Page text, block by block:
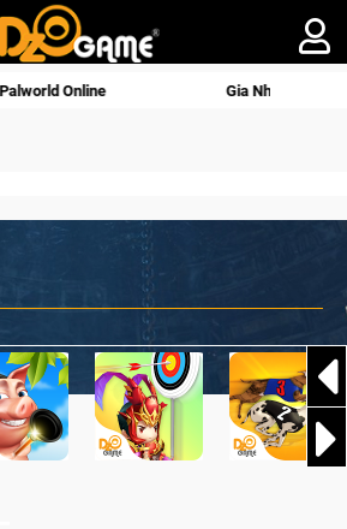
Gia Nhập Closed Beta Norse Saga: Cửu Giới